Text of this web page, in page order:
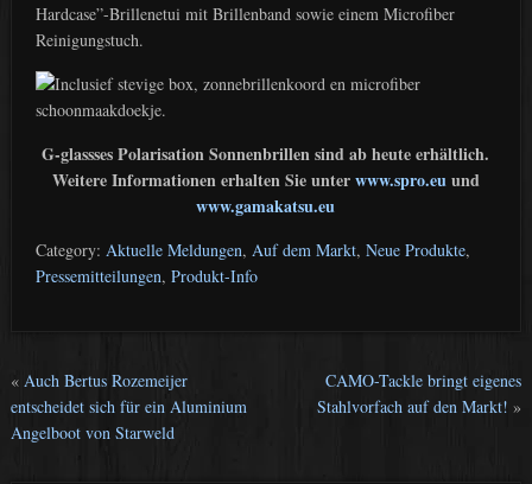
Hardcase”-Brillenetui mit Brillenband sowie einem Microfiber
Reinigungstuch.
G-glassses Polarisation Sonnenbrillen sind ab heute erhältlich.
Weitere Informationen erhalten Sie unterwww.spro.euund
www.gamakatsu.eu
Category: Aktuelle Meldungen, Auf dem Markt, Neue Produkte,
Pressemitteilungen, Produkt-Info
« Auch Bertus Rozemeijer
entscheidet sich für ein Aluminium
Angelboot von Starweld
CAMO-Tackle bringt eigenes
Stahlvorfach auf den Markt! »